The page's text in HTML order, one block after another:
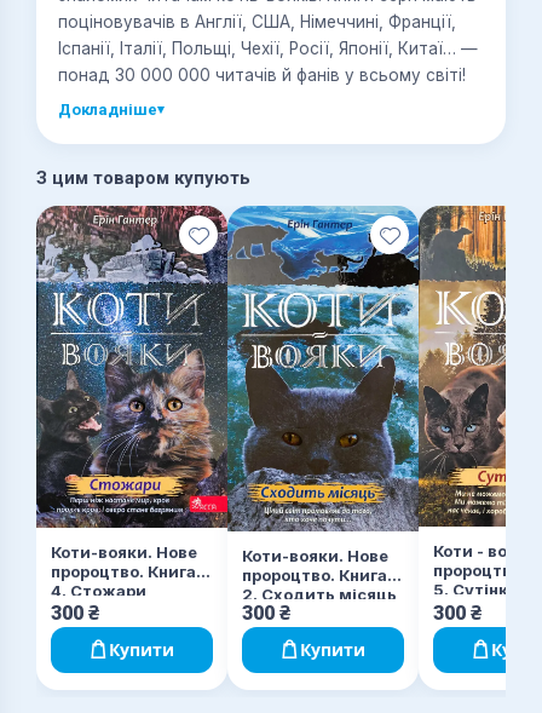
поціновувачів в Англії, США, Німеччині, Франції,
Іспанії, Італії, Польщі, Чехії, Росії, Японії, Китаї… —
понад 30 000 000 читачів й фанів у всьому світі!
Докладніше▾
З цим товаром купують
Коти-вояки. Нове
пророцтво. Книга
4. Стожари
300 ₴
Купити
Коти-вояки. Нове
пророцтво. Книга
2. Сходить місяць
300 ₴
Купити
Коти -
пророцтво.
5. Сутінки
300 ₴